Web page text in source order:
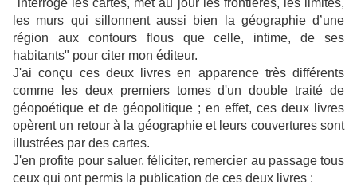
"interroge les cartes, met au jour les frontières, les limites,
les murs qui sillonnent aussi bien la géographie d’une
région aux contours flous que celle, intime, de ses
habitants" pour citer mon éditeur.
J'ai conçu ces deux livres en apparence très différents
comme les deux premiers tomes d'un double traité de
géopoétique et de géopolitique ; en effet, ces deux livres
opèrent un retour à la géographie et leurs couvertures sont
illustrées par des cartes.
J'en profite pour saluer, féliciter, remercier au passage tous
ceux qui ont permis la publication de ces deux livres :